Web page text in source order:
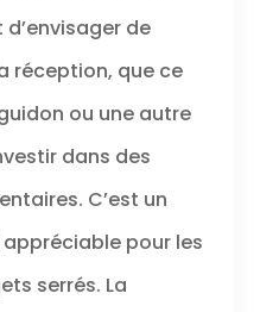
etc. Avec
gratuits, vous
le
pour
en
et en
de
réception, que ce
ou une autre
dans des
C’est un
pour les
serrés. La